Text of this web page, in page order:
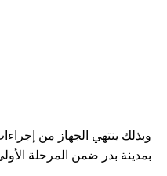
وبذلك ينتهي الجهاز من
بمدينة بدر ضمن المرحلة